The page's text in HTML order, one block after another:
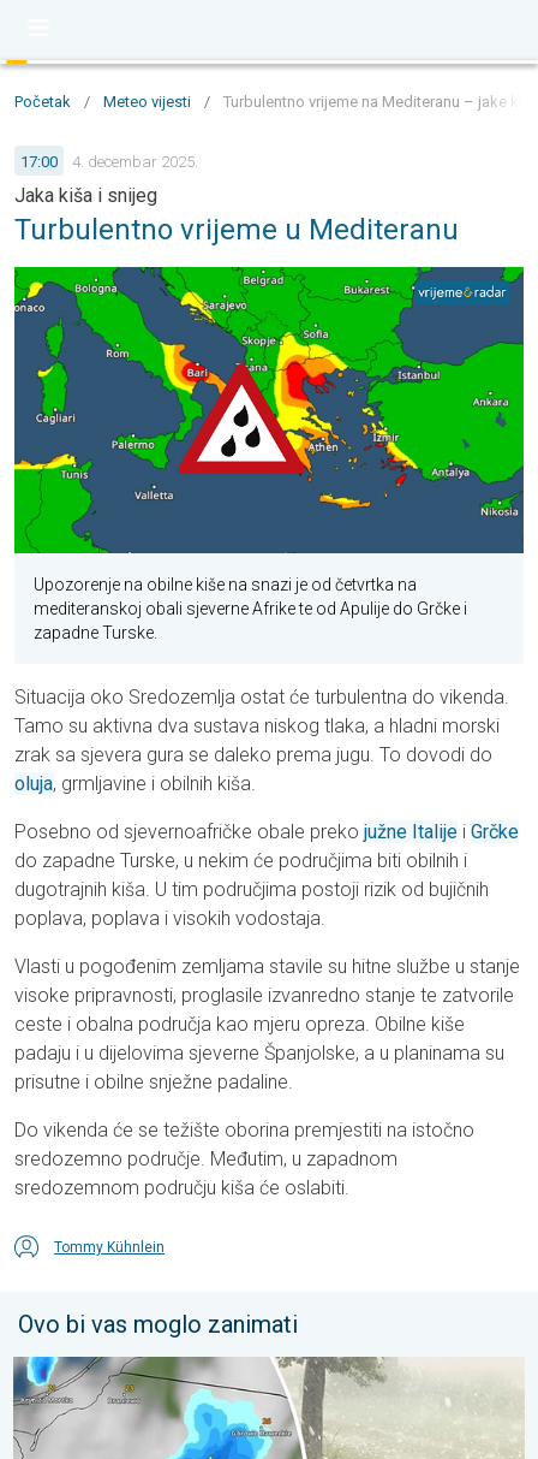
Početak / Meteo vijesti / Turbulentno vrijeme na Mediteranu – jake
17:00 4. decembar 2025.
Jaka kiša i snijeg
Turbulentno vrijeme u Mediteranu
Upozorenje na obilne kiše na snazi je od četvrtka na
mediteranskoj obali sjeverne Afrike te od Apulije do Grčke i
zapadne Turske.
Situacija oko Sredozemlja ostat će turbulentna do vikenda.
Tamo su aktivna dva sustava niskog tlaka, a hladni morski
zrak sa sjevera gura se daleko prema jugu. To dovodi do
oluja, grmljavine i obilnih kiša.
Posebno od sjevernoafričke obale preko južne Italije i Grčke
do zapadne Turske, u nekim će područjima biti obilnih i
dugotrajnih kiša. U tim područjima postoji rizik od bujičnih
poplava, poplava i visokih vodostaja.
Vlasti u pogođenim zemljama stavile su hitne službe u stanje
visoke pripravnosti, proglasile izvanredno stanje te zatvorile
ceste i obalna područja kao mjeru opreza. Obilne kiše
padaju i u dijelovima sjeverne Španjolske, a u planinama su
prisutne i obilne snježne padaline.
Do vikenda će se težište oborina premjestiti na istočno
sredozemno područje. Međutim, u zapadnom
sredozemnom području kiša će oslabiti.
Tommy Kühnlein
Ovo bi vas moglo zanimati
Ogromni komadi leda u Poljskoj. Nevrijeme. . . petak, 7.